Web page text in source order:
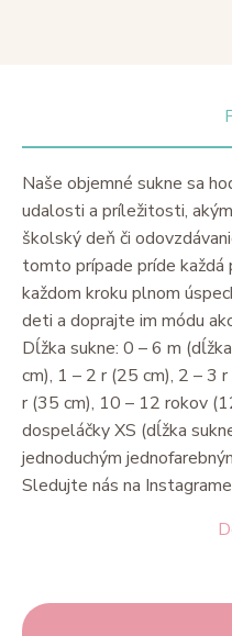
Naše objemné sukne sa
udalosti a príležitosti,
školský deň či
tomto prípade príde každá
každom kroku plnom
deti a doprajte im módu
Dĺžka sukne: 0 – 6 m
cm), 1 – 2 r (25 cm), 2 – 3
r (35 cm), 10 – 12 rokov
dospeláčky XS (dĺžka
jednoduchým
Sledujte nás na